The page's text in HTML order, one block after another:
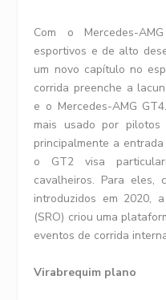
Com o Mercedes-
esportivos e de alto
um novo capítulo no
corrida preenche a
e o Mercedes-AMG
mais usado por
principalmente a
o GT2 visa
cavalheiros. Para eles,
introduzidos em 2020,
(SRO) criou uma
eventos de corrida
Virabrequim plano